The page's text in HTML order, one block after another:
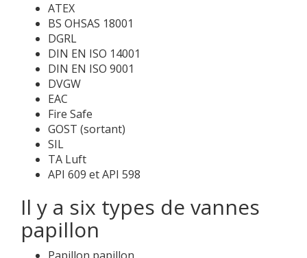
ATEX
BS OHSAS 18001
DGRL
DIN EN ISO 14001
DIN EN ISO 9001
DVGW
EAC
Fire Safe
GOST (sortant)
SIL
TA Luft
API 609 et API 598
Il y a six types de vannes
papillon